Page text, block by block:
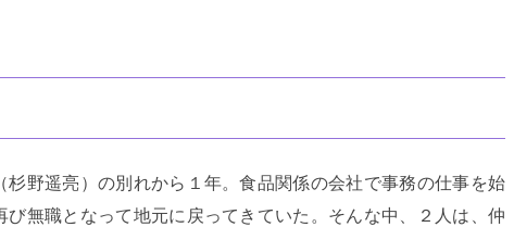
野遥亮）の別れから１年。食品関係の会社で事務の仕事を始
無職となって地元に戻ってきていた。そんな中、２人は、仲